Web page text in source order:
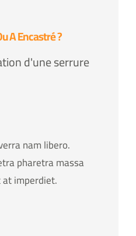
A Encastré ?
d'une serrure
nam libero.
pharetra massa
imperdiet.